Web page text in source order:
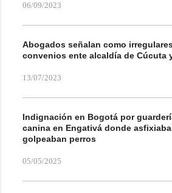
06/09/2023
Abogados señalan como
convenios ente alcaldía de Cúcuta
13/07/2023
Indignación en Bogotá por
canina en Engativá donde
golpeaban perros
05/05/2025